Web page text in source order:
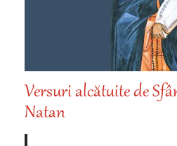
Versuri alcătuite de
Natan